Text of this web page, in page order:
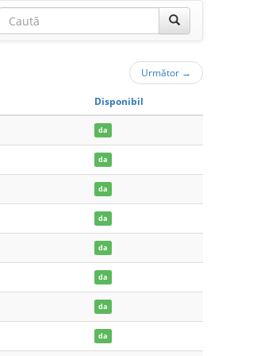
Următor →
Disponibil
da
da
da
da
da
da
da
da